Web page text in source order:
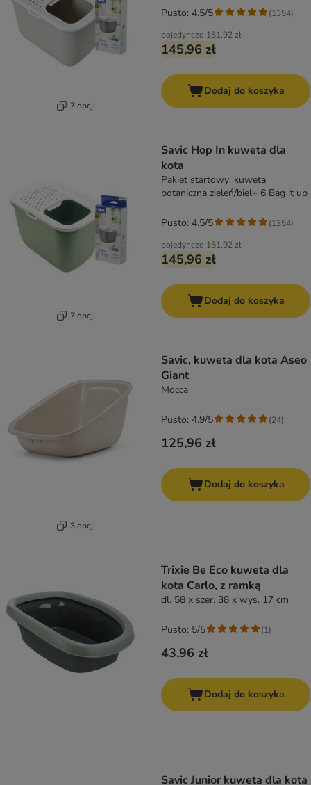
7 opcji
pojedynczo 151,92 zł
145,96 zł
Pusto: 4.5/5 (1354)
Dodaj do koszyka
7 opcji
Savic Hop In kuweta dla
kota
Pakiet startowy: kuweta
botaniczna zieleń/biel+ 6 Bag it up
pojedynczo 151,92 zł
145,96 zł
Pusto: 4.5/5 (1354)
Dodaj do koszyka
3 opcji
Savic, kuweta dla kota Aseo
Giant
Mocca
125,96 zł
Pusto: 4.9/5 (24)
Dodaj do koszyka
Trixie Be Eco kuweta dla
kota Carlo, z ramką
dł. 58 x szer. 38 x wys. 17 cm
43,96 zł
Pusto: 5/5 (1)
Dodaj do koszyka
Savic Junior kuweta dla kota